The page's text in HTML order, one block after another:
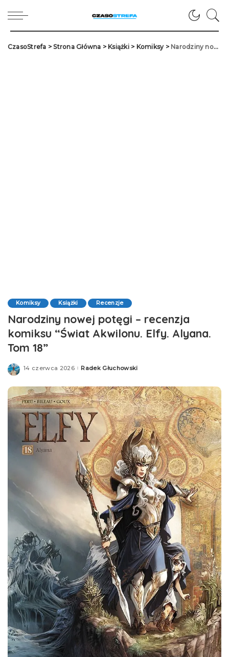
CzasoStrefa >Strona Główna > Książki> Komiksy> Narodziny nowej potęgi – recenzja komiksu “Świat Akwilonu. Elfy. Alyana. Tom 18”
Komiksy Książki Recenzje
Narodziny nowej potęgi – recenzja
komiksu “Świat Akwilonu. Elfy. Alyana.
Tom 18”
14 czerwca 2026Posted
Radek Głuchowski